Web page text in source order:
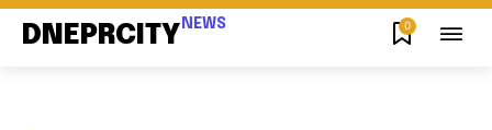
DNEPRCITY NEWS 0